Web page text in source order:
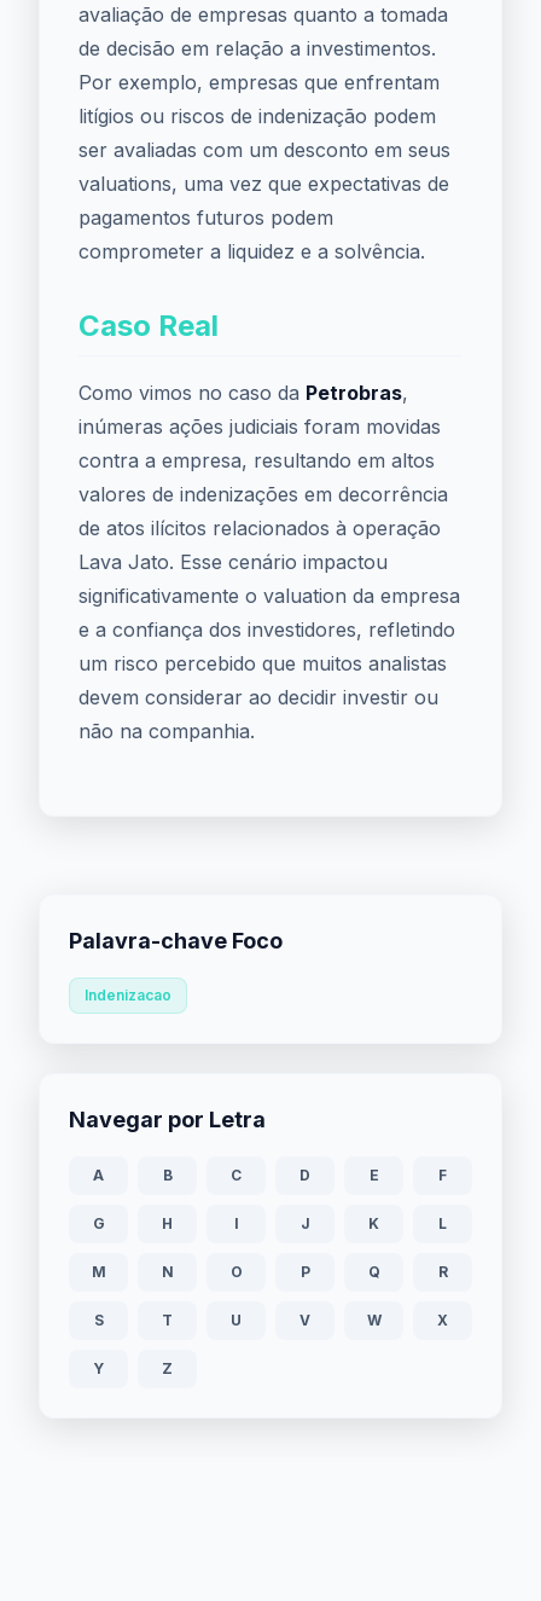
avaliação de empresas quanto a tomada
de decisão em relação a investimentos.
Por exemplo, empresas que enfrentam
litígios ou riscos de indenização podem
ser avaliadas com um desconto em seus
valuations, uma vez que expectativas de
pagamentos futuros podem
comprometer a liquidez e a solvência.
Caso Real
Como vimos no caso da Petrobras,
inúmeras ações judiciais foram movidas
contra a empresa, resultando em altos
valores de indenizações em decorrência
de atos ilícitos relacionados à operação
Lava Jato. Esse cenário impactou
significativamente o valuation da empresa
e a confiança dos investidores, refletindo
um risco percebido que muitos analistas
devem considerar ao decidir investir ou
não na companhia.
Palavra-chave Foco
Indenizacao
Navegar por Letra
A B C D E F
G H I J K L
M N O P Q R
S T U V W X
Y Z